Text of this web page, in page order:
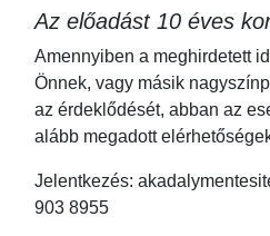
Az előadást 10 éves
Amennyiben a meghirdetett
Önnek, vagy másik
az érdeklődését, abban az
alább megadott
Jelentkezés:
903 8955